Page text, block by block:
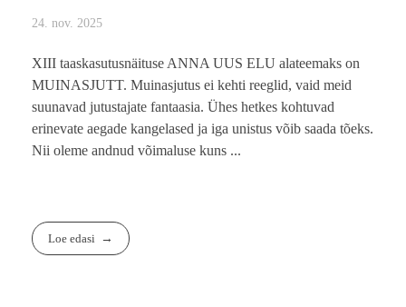
24. nov. 2025
XIII taaskasutusnäituse ANNA UUS ELU alateemaks on
MUINASJUTT. Muinasjutus ei kehti reeglid, vaid meid
suunavad jutustajate fantaasia. Ühes hetkes kohtuvad
erinevate aegade kangelased ja iga unistus võib saada tõeks.
Nii oleme andnud võimaluse kuns ...
Loe edasi